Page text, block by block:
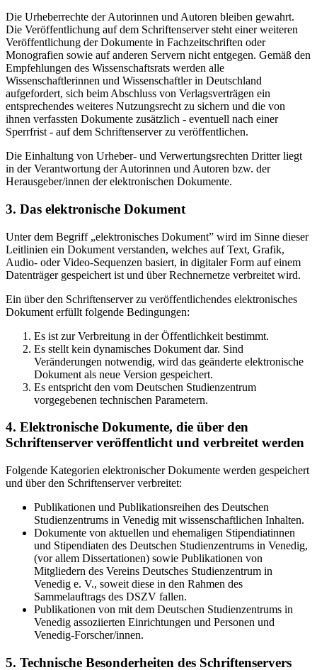
Die Urheberrechte der Autorinnen und Autoren bleiben gewahrt.
Die Veröffentlichung auf dem Schriftenserver steht einer weiteren
Veröffentlichung der Dokumente in Fachzeitschriften oder
Monografien sowie auf anderen Servern nicht entgegen. Gemäß den
Empfehlungen des Wissenschaftsrats werden alle
Wissenschaftlerinnen und Wissenschaftler in Deutschland
aufgefordert, sich beim Abschluss von Verlagsverträgen ein
entsprechendes weiteres Nutzungsrecht zu sichern und die von
ihnen verfassten Dokumente zusätzlich - eventuell nach einer
Sperrfrist - auf dem Schriftenserver zu veröffentlichen.
Die Einhaltung von Urheber- und Verwertungsrechten Dritter liegt
in der Verantwortung der Autorinnen und Autoren bzw. der
Herausgeber/innen der elektronischen Dokumente.
3. Das elektronische Dokument
Unter dem Begriff „elektronisches Dokument” wird im Sinne dieser
Leitlinien ein Dokument verstanden, welches auf Text, Grafik,
Audio- oder Video-Sequenzen basiert, in digitaler Form auf einem
Datenträger gespeichert ist und über Rechnernetze verbreitet wird.
Ein über den Schriftenserver zu veröffentlichendes elektronisches
Dokument erfüllt folgende Bedingungen:
Es ist zur Verbreitung in der Öffentlichkeit bestimmt.
Es stellt kein dynamisches Dokument dar. Sind
Veränderungen notwendig, wird das geänderte elektronische
Dokument als neue Version gespeichert.
Es entspricht den vom Deutschen Studienzentrum
vorgegebenen technischen Parametern.
4. Elektronische Dokumente, die über den
Schriftenserver veröffentlicht und verbreitet werden
Folgende Kategorien elektronischer Dokumente werden gespeichert
und über den Schriftenserver verbreitet:
Publikationen und Publikationsreihen des Deutschen
Studienzentrums in Venedig mit wissenschaftlichen Inhalten.
Dokumente von aktuellen und ehemaligen Stipendiatinnen
und Stipendiaten des Deutschen Studienzentrums in Venedig,
(vor allem Dissertationen) sowie Publikationen von
Mitgliedern des Vereins Deutsches Studienzentrum in
Venedig e. V., soweit diese in den Rahmen des
Sammelauftrags des DSZV fallen.
Publikationen von mit dem Deutschen Studienzentrums in
Venedig assoziierten Einrichtungen und Personen und
Venedig-Forscher/innen.
5. Technische Besonderheiten des Schriftenservers